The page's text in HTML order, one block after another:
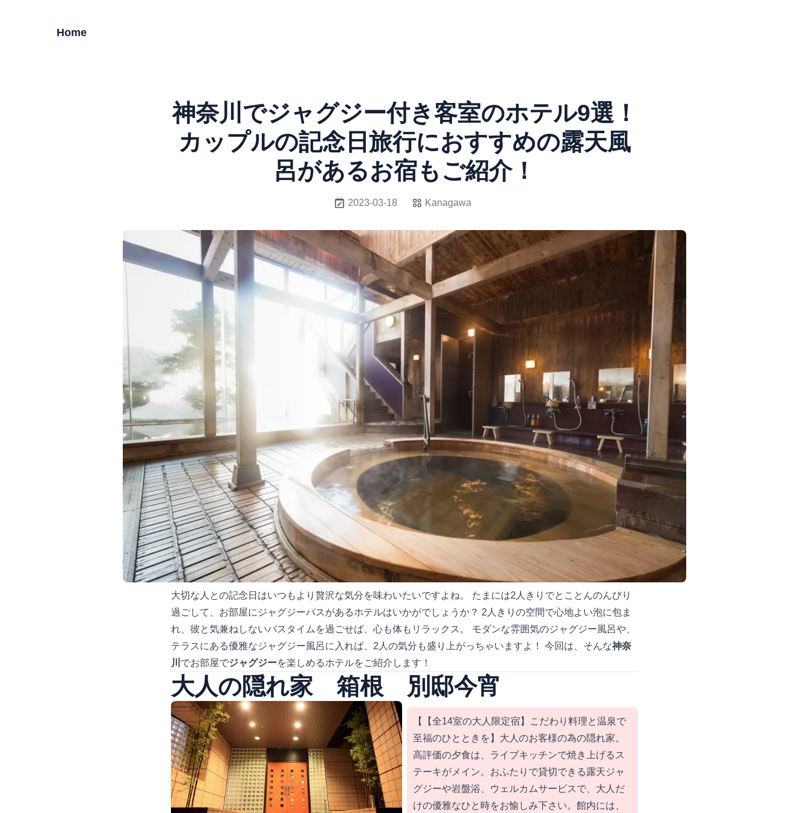
Home
神奈川でジャグジー付き客室のホテル9選！
カップルの記念日旅行におすすめの露天風
呂があるお宿もご紹介！
2023-03-18 Kanagawa
大切な人との記念日はいつもより贅沢な気分を味わいたいですよね。 たまには2人きりでとことんのんびり
過ごして、お部屋にジャグジーバスがあるホテルはいかがでしょうか？ 2人きりの空間で心地よい泡に包ま
れ、彼と気兼ねしないバスタイムを過ごせば、心も体もリラックス。 モダンな雰囲気のジャグジー風呂や、
テラスにある優雅なジャグジー風呂に入れば、2人の気分も盛り上がっちゃいますよ！ 今回は、そんな神奈
川 でお部屋でジャグジーを楽しめるホテルをご紹介します！
大人の隠れ家 箱根 別邸今宵
【【全14室の大人限定宿】こだわり料理と温泉で
至福のひとときを】大人のお客様の為の隠れ家。
高評価の夕食は、ライブキッチンで焼き上げるス
テーキがメイン。おふたりで貸切できる露天ジャ
グジーや岩盤浴、ウェルカムサービスで、大人だ
けの優雅なひと時をお愉しみ下さい。館内には、